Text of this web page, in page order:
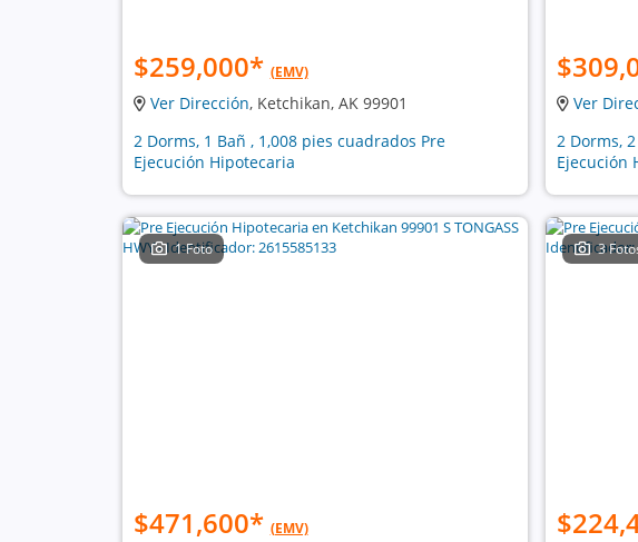
$259,000* (EMV)
Ver Dirección, Ketchikan, AK 99901
2 Dorms, 1 Bañ , 1,008 pies cuadrados Pre
Ejecución Hipotecaria
Ver
2 Dorms,
Ejecución
1 Foto
$471,600* (EMV)
3